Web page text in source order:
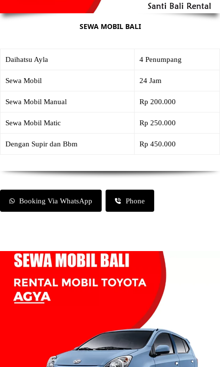
SEWA MOBIL BALI
Daihatsu Ayla 4 Penumpang
Sewa Mobil 24 Jam
Sewa Mobil Manual Rp 200.000
Sewa Mobil Matic Rp 250.000
Dengan Supir dan Bbm Rp 450.000
Booking Via WhatsApp Phone